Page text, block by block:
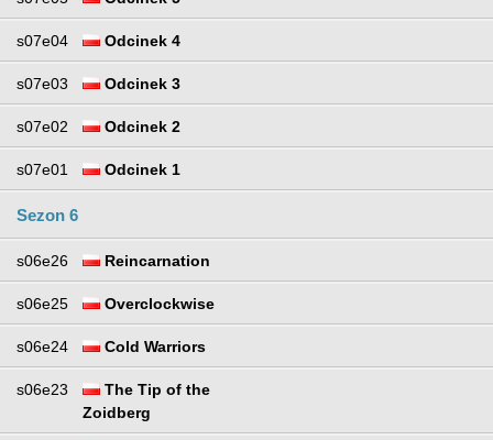
s07e04 Odcinek 4
s07e03 Odcinek 3
s07e02 Odcinek 2
s07e01 Odcinek 1
Sezon 6
s06e26 Reincarnation
s06e25 Overclockwise
s06e24 Cold Warriors
s06e23
The Tip of the
Zoidberg